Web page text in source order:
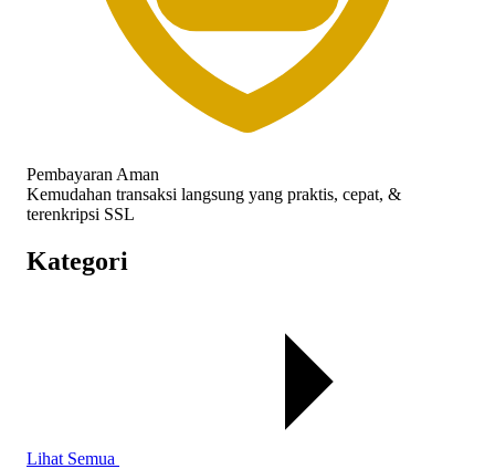
Pembayaran Aman
Kemudahan transaksi langsung yang praktis, cepat, &
terenkripsi SSL
Kategori
Lihat Semua